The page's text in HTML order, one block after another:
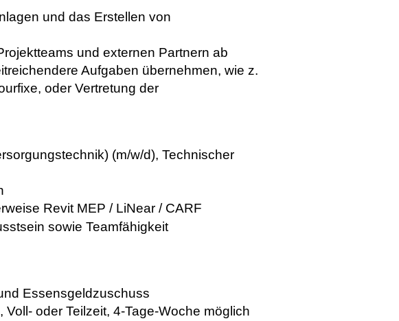
und das Erstellen von
und externen Partnern ab
Aufgaben übernehmen, wie z.
oder Vertretung der
(m/w/d), Technischer
Revit MEP / LiNear / CARF
sowie Teamfähigkeit
Essensgeldzuschuss
oder Teilzeit, 4-Tage-Woche möglich